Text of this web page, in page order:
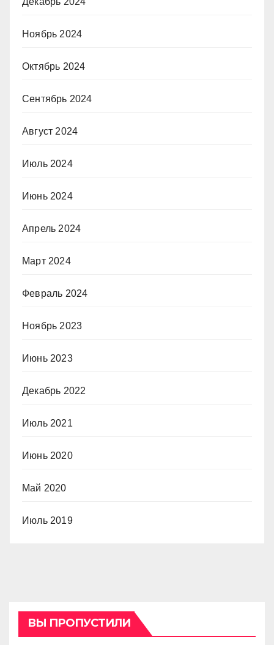
Ноябрь 2024
Октябрь 2024
Сентябрь 2024
Август 2024
Июль 2024
Июнь 2024
Апрель 2024
Март 2024
Февраль 2024
Ноябрь 2023
Июнь 2023
Декабрь 2022
Июль 2021
Июнь 2020
Май 2020
Июль 2019
ВЫ ПРОПУСТИЛИ